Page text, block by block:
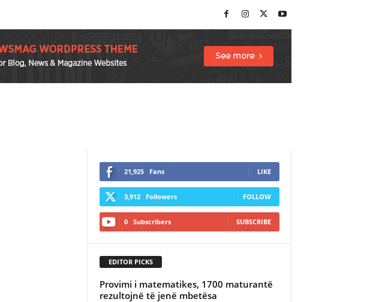
21,925 Fans LIKE
3,912 Followers FOLLOW
0 Subscribers SUBSCRIBE
EDITOR PICKS
Provimi i matematikes, 1700 maturantë
rezultojnë të jenë mbetësa